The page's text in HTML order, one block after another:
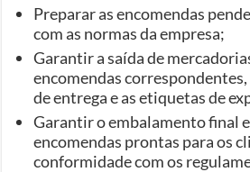
Preparar as encomendas
com as normas da empresa;
Garantir a saída de
encomendas
de entrega e as etiquetas de
Garantir o embalamento final
encomendas prontas para os
conformidade com os